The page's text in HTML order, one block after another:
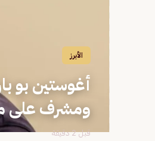
الأبرز
أغوستين بو
ومشرف على
قبل 2 دقيقة